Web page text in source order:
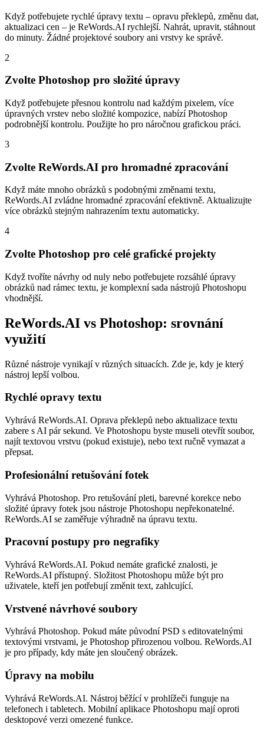
Když potřebujete rychlé úpravy textu – opravu překlepů, změnu dat,
aktualizaci cen – je ReWords.AI rychlejší. Nahrát, upravit, stáhnout
do minuty. Žádné projektové soubory ani vrstvy ke správě.
2
Zvolte Photoshop pro složité úpravy
Když potřebujete přesnou kontrolu nad každým pixelem, více
úpravných vrstev nebo složité kompozice, nabízí Photoshop
podrobnější kontrolu. Použijte ho pro náročnou grafickou práci.
3
Zvolte ReWords.AI pro hromadné zpracování
Když máte mnoho obrázků s podobnými změnami textu,
ReWords.AI zvládne hromadné zpracování efektivně. Aktualizujte
více obrázků stejným nahrazením textu automaticky.
4
Zvolte Photoshop pro celé grafické projekty
Když tvoříte návrhy od nuly nebo potřebujete rozsáhlé úpravy
obrázků nad rámec textu, je komplexní sada nástrojů Photoshopu
vhodnější.
ReWords.AI vs Photoshop: srovnání
využití
Různé nástroje vynikají v různých situacích. Zde je, kdy je který
nástroj lepší volbou.
Rychlé opravy textu
Vyhrává ReWords.AI. Oprava překlepů nebo aktualizace textu
zabere s AI pár sekund. Ve Photoshopu byste museli otevřít soubor,
najít textovou vrstvu (pokud existuje), nebo text ručně vymazat a
přepsat.
Profesionální retušování fotek
Vyhrává Photoshop. Pro retušování pleti, barevné korekce nebo
složité úpravy fotek jsou nástroje Photoshopu nepřekonatelné.
ReWords.AI se zaměřuje výhradně na úpravu textu.
Pracovní postupy pro negrafiky
Vyhrává ReWords.AI. Pokud nemáte grafické znalosti, je
ReWords.AI přístupný. Složitost Photoshopu může být pro
uživatele, kteří jen potřebují změnit text, zahlcující.
Vrstvené návrhové soubory
Vyhrává Photoshop. Pokud máte původní PSD s editovatelnými
textovými vrstvami, je Photoshop přirozenou volbou. ReWords.AI
je pro případy, kdy máte jen sloučený obrázek.
Úpravy na mobilu
Vyhrává ReWords.AI. Nástroj běžící v prohlížeči funguje na
telefonech i tabletech. Mobilní aplikace Photoshopu mají oproti
desktopové verzi omezené funkce.